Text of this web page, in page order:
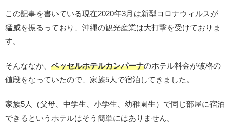
この記事を書いている現在2020年3月は新型コロナウィルスが
猛威を振るっており、沖縄の観光産業は大打撃を受けておりま
す。
そんななか、 ベッセルホテルカンパーナのホテル料金が破格の
値段をなっていたので、家族5人で宿泊してきました。
家族5人（父母、中学生、小学生、幼稚園生）で同じ部屋に宿泊
できるというホテルはそう簡単にはありません。